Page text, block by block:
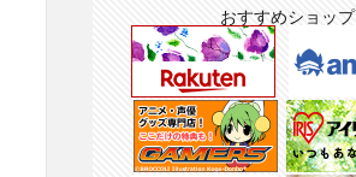
おすすめショップ